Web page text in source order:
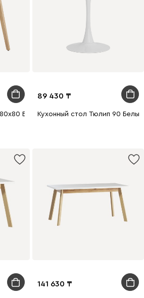
Белый/Натуральный
89 430
Кухонный стол Тюлип 90 Белый
141 630